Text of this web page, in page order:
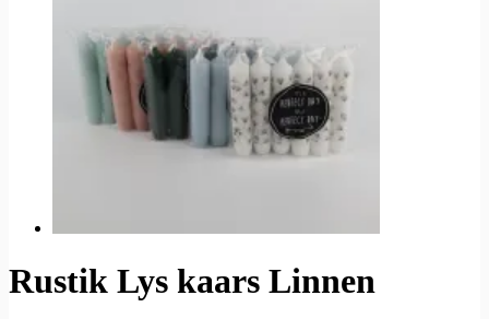
Rustik Lys kaars Linnen